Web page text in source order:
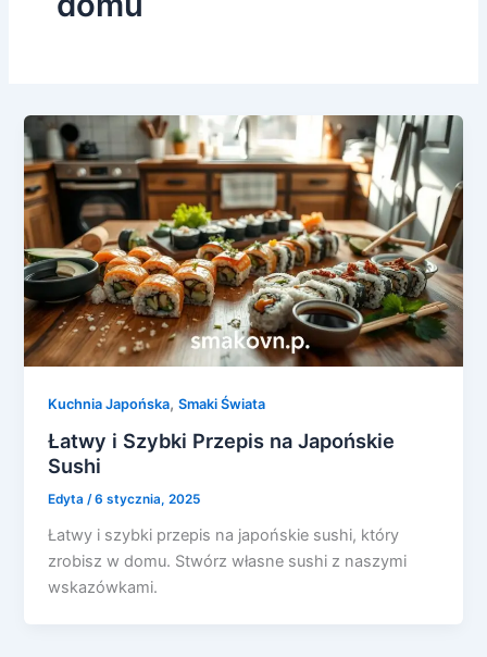
Kuchnia Japońska,Smaki Świata
Łatwy i Szybki Przepis na Japońskie
Sushi
Edyta/6 stycznia, 2025
Łatwy i szybki przepis na japońskie sushi, który
zrobisz w domu. Stwórz własne sushi z naszymi
wskazówkami.